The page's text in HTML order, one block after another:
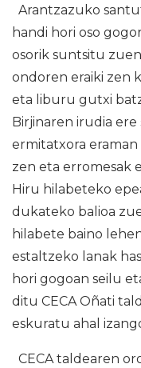
Arantzazuko
handi hori oso
osorik suntsitu
ondoren eraiki zen
eta liburu gutxi
Birjinaren irudia
ermitatxora
zen eta erromesak
Hiru hilabeteko
dukateko balioa
hilabete baino
estaltzeko lanak
hori gogoan seilu
ditu CECA Oñati
eskuratu ahal
CECA taldearen